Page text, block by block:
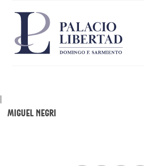
|
Miguel Negri